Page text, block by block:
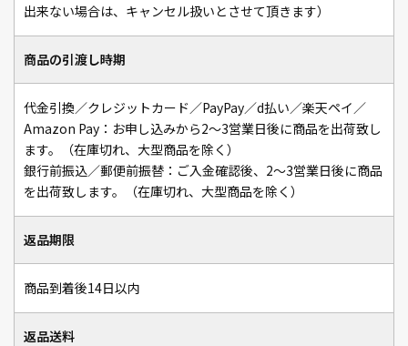
出来ない場合は、キャンセル扱いとさせて頂きます）
商品の引渡し時期
代金引換／クレジットカード／PayPay／d払い／楽天ペイ／
Amazon Pay：お申し込みから2～3営業日後に商品を出荷致し
ます。（在庫切れ、大型商品を除く）
銀行前振込／郵便前振替：ご入金確認後、2～3営業日後に商品
を出荷致します。（在庫切れ、大型商品を除く）
返品期限
商品到着後14日以内
返品送料